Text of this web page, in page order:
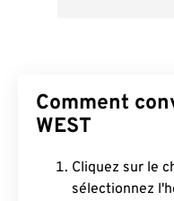
Comment
WEST
Cliquez sur le
sélectionnez